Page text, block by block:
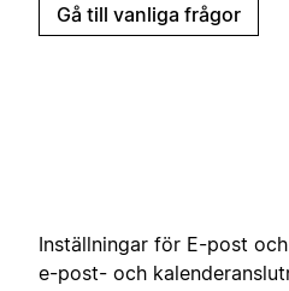
Gå till vanliga frågor
Inställningar för E-post
e-post- och